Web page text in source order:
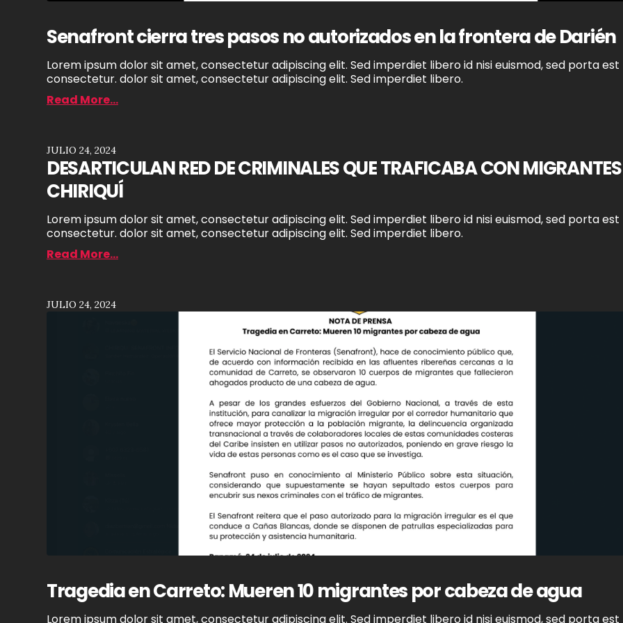
Senafront cierra tres pasos no autorizados en la frontera de Darién
Lorem ipsum dolor sit amet, consectetur adipiscing elit. Sed imperdiet libero id nisi euismod, sed porta est
consectetur. dolor sit amet, consectetur adipiscing elit. Sed imperdiet libero.
Read More...
DESARTICULAN RED DE CRIMINALES QUE TRAFICABA CON
CHIRIQUÍ
Lorem ipsum dolor sit amet, consectetur adipiscing elit. Sed imperdiet libero id nisi euismod, sed porta est
consectetur. dolor sit amet, consectetur adipiscing elit. Sed imperdiet libero.
JULIO 24, 2024
Read More...
Tragedia en Carreto: Mueren 10 migrantes por cabeza de agua
Lorem ipsum dolor sit amet, consectetur adipiscing elit. Sed imperdiet libero id nisi euismod, sed porta est
JULIO 24, 2024